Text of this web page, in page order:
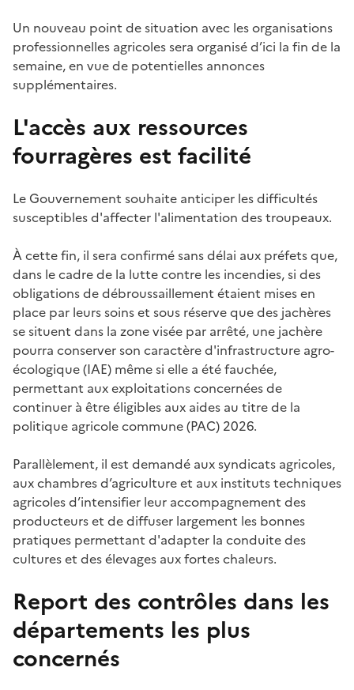
Un nouveau point de situation avec les organisations
professionnelles agricoles sera organisé d’ici la fin de la
semaine, en vue de potentielles annonces
supplémentaires.
L'accès aux ressources
fourragères est facilité
Le Gouvernement souhaite anticiper les difficultés
susceptibles d'affecter l'alimentation des troupeaux.
À cette fin, il sera confirmé sans délai aux préfets que,
dans le cadre de la lutte contre les incendies, si des
obligations de débroussaillement étaient mises en
place par leurs soins et sous réserve que des jachères
se situent dans la zone visée par arrêté, une jachère
pourra conserver son caractère d'infrastructure agro-
écologique (IAE) même si elle a été fauchée,
permettant aux exploitations concernées de
continuer à être éligibles aux aides au titre de la
politique agricole commune (PAC) 2026.
Parallèlement, il est demandé aux syndicats agricoles,
aux chambres d’agriculture et aux instituts techniques
agricoles d’intensifier leur accompagnement des
producteurs et de diffuser largement les bonnes
pratiques permettant d'adapter la conduite des
cultures et des élevages aux fortes chaleurs.
Report des contrôles dans les
départements les plus
concernés